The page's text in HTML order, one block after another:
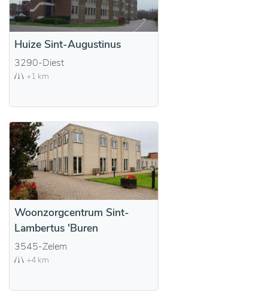
Huize Sint-Augustinus
3290-Diest
+1 km
Woonzorgcentrum Sint-
Lambertus 'Buren
3545-Zelem
+4 km